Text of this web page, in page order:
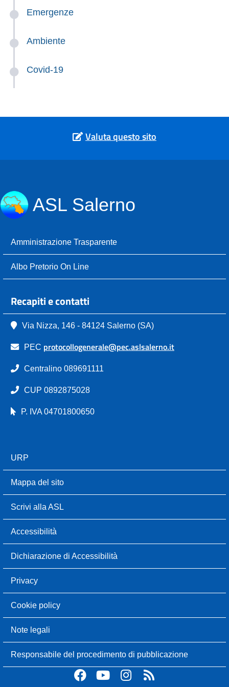
Emergenze
Ambiente
Covid-19
Valuta questo sito
ASL Salerno
Amministrazione Trasparente
Albo Pretorio On Line
Recapiti e contatti
Via Nizza, 146 - 84124 Salerno (SA)
PEC protocollogenerale@pec.aslsalerno.it
Centralino 089691111
CUP 0892875028
P. IVA 04701800650
URP
Mappa del sito
Scrivi alla ASL
Accessibilità
Dichiarazione di Accessibilità
Privacy
Cookie policy
Note legali
Responsabile del procedimento di pubblicazione